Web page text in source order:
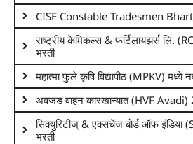
CISF Constable Tradesmen
राष्ट्रीय केमिकल्स & फर्टिलायझर्स लि.
भरती
महात्मा फुले कृषि विद्यापीठ (MPKV) मध्ये
अवजड वाहन कारखान्यात (HVF Avadi)
सिक्युरिटीज् & एक्सचेंज बोर्ड ऑफ इंडिया
भरती